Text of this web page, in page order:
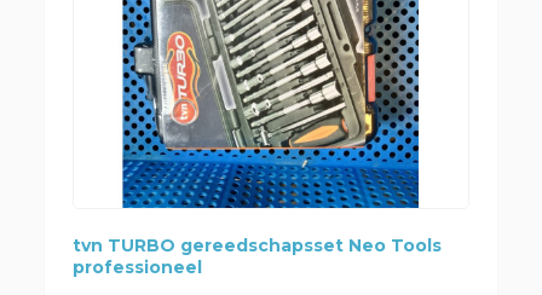
tvn TURBO gereedschapsset Neo Tools
professioneel